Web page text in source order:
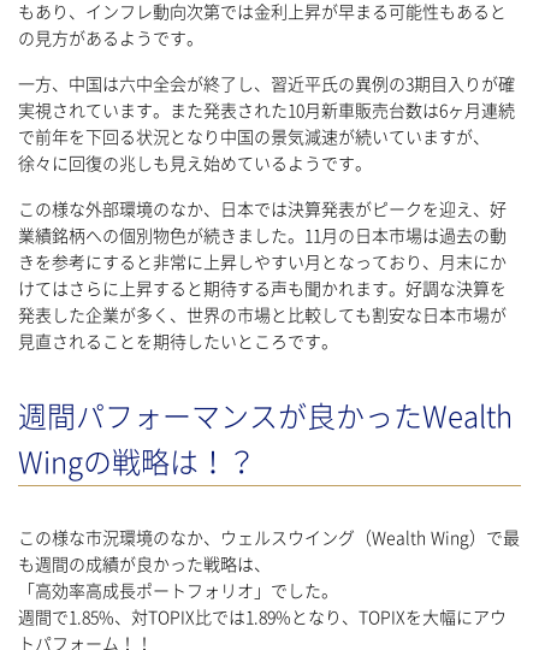
もあり、インフレ動向次第では金利上昇が早まる可能性もあると
の見方があるようです。
一方、中国は六中全会が終了し、習近平氏の異例の3期目入りが確
実視されています。また発表された10月新車販売台数は6ヶ月連続
で前年を下回る状況となり中国の景気減速が続いていますが、
徐々に回復の兆しも見え始めているようです。
この様な外部環境のなか、日本では決算発表がピークを迎え、好
業績銘柄への個別物色が続きました。11月の日本市場は過去の動
きを参考にすると非常に上昇しやすい月となっており、月末にか
けてはさらに上昇すると期待する声も聞かれます。好調な決算を
発表した企業が多く、世界の市場と比較しても割安な日本市場が
見直されることを期待したいところです。
週間パフォーマンスが良かったWealth
Wingの戦略は！？
この様な市況環境のなか、ウェルスウイング（Wealth Wing）で最
も週間の成績が良かった戦略は、
「高効率高成長ポートフォリオ」でした。
週間で1.85%、対TOPIX比では1.89%となり、TOPIXを大幅にアウ
トパフォーム！！